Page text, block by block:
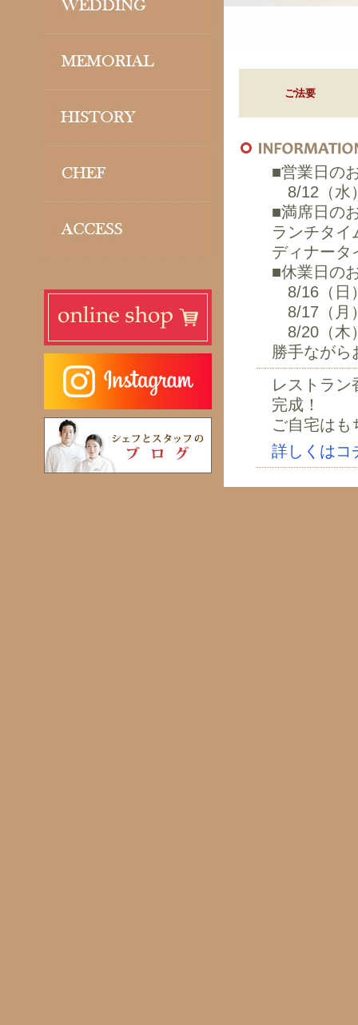
ご法要
■営業日の
8/12（水
■満席日の
ランチタ
ディナー
■休業日
8/16（日
8/17（月
8/20（木
勝手ながら
レストラ
完成！
ご自宅はも
詳しくはコ